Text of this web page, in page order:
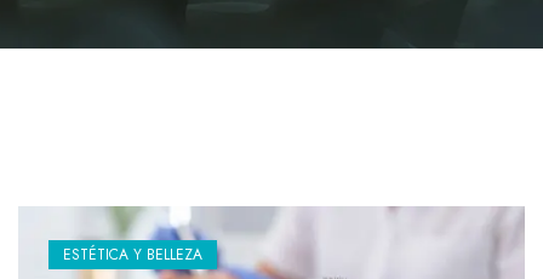
ESTÉTICA Y BELLEZA